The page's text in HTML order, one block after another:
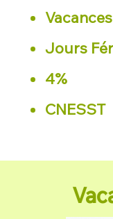
Vacances
Jours
4%
CNESST